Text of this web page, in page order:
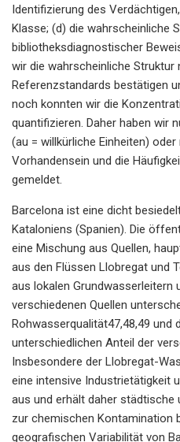
Identifizierung des
Klasse; (d) die wahrscheinliche
bibliotheksdiagnostischer
wir die wahrscheinliche Struktur
Referenzstandards bestätigen
noch konnten wir die
quantifizieren. Daher haben wir
(au = willkürliche Einheiten)
Vorhandensein und die
gemeldet.
Barcelona ist eine dicht
Kataloniens (Spanien). Die
eine Mischung aus Quellen,
aus den Flüssen Llobregat und
aus lokalen Grundwasserleitern
verschiedenen Quellen
Rohwasserqualität47,48,49 und
unterschiedlichen Anteil der
Insbesondere der Llobregat-
eine intensive Industrietätigkeit
aus und erhält daher städtische
zur chemischen Kontamination
geografischen Variabilität von